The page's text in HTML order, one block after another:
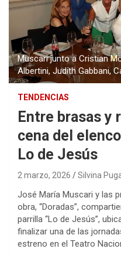
Muscari junto a Cristian
Albertini, Judith Gabbani,
TENDENCIAS
Entre brasas y
cena del
Lo de Jesús
2 marzo, 2026 Silvina
José María Muscari y las
obra, “Doradas”,
parrilla “Lo de Jesús”,
finalizar una de las
estreno en el Teatro